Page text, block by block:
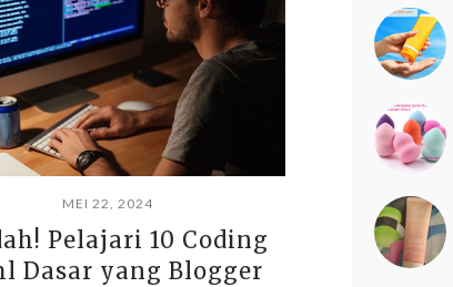
MEI 22, 2024
Pelajari 10 Coding
Dasar yang Blogger